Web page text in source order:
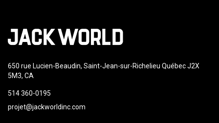
650 rue Lucien-Beaudin, Saint-Jean-sur-Richelieu Québec J2X
5M3, CA
514 360-0195
projet@jackworldinc.com